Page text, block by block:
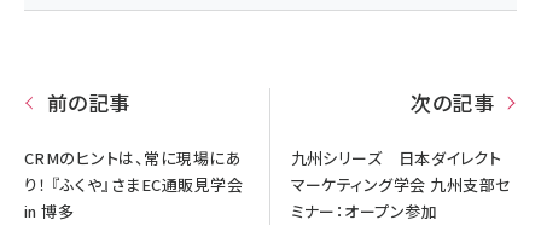
前の記事
CRMのヒントは、常に現場にあ
り！ 『ふくや』さまEC通販見学会
in 博多
次の記事
九州シリーズ 日本ダイレクト
マーケティング学会 九州支部セ
ミナー：オープン参加